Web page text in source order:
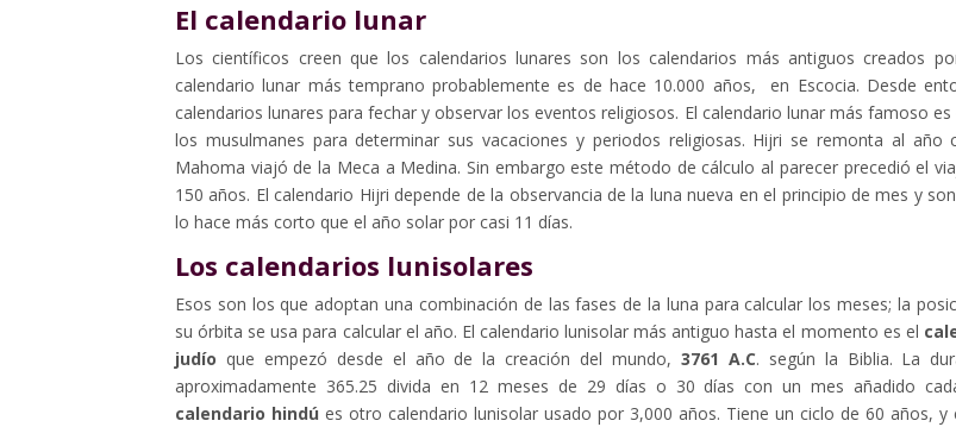
El calendario lunar
Los científicos creen que los calendarios lunares son los calendarios más antiguos creados
calendario lunar más temprano probablemente es de hace 10.000 años, en Escocia. Desde
calendarios lunares para fechar y observar los eventos religiosos. El calendario lunar más famoso es
los musulmanes para determinar sus vacaciones y periodos religiosas. Hijri se remonta al año
Mahoma viajó de la Meca a Medina. Sin embargo este método de cálculo al parecer precedió el
150 años. El calendario Hijri depende de la observancia de la luna nueva en el principio de mes y
lo hace más corto que el año solar por casi 11 días.
Los calendarios lunisolares
Esos son los que adoptan una combinación de las fases de la luna para calcular los meses; la
su órbita se usa para calcular el año. El calendario lunisolar más antiguo hasta el momento es el
judío que empezó desde el año de la creación del mundo, 3761 A.C. según la Biblia. La
aproximadamente 365.25 divida en 12 meses de 29 días o 30 días con un mes añadido
calendario hindú es otro calendario lunisolar usado por 3,000 años. Tiene un ciclo de 60 años, y